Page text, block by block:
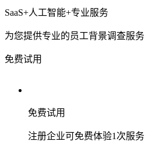
SaaS+人工智能+专业服务
为您提供专业的员工背景调查服务
免费试用
免费试用
注册企业可免费体验1次服务